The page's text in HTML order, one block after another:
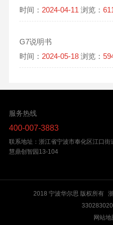
时间： 2024-04-11 浏览：
G7说明书
时间： 2024-05-18浏览：
服务热线
400-007-3883
联系地址：浙江省宁波市奉化区江口街
慧鼎创智园13-104
2018 宁波华尔思 版权所有
网站地